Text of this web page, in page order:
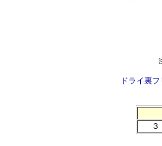
ドライ裏